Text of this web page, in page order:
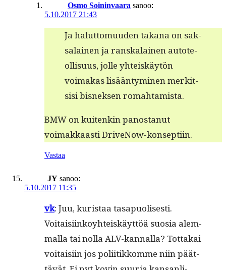
Osmo Soininvaara sanoo:
5.10.2017 21:43
Ja halut­to­muu­den takana on sak­
salainen ja ran­skalainen auto­te­
ol­lisu­us, jolle yhteiskäytön
voimakas lisään­tymi­nen merk­it­
sisi bis­nek­sen romahtamista.
BMW on kuitenkin panos­tanut
voimakkaasti DriveNow-konseptiin.
Vastaa
JY sanoo:
5.10.2017 11:35
vk: Juu, kuris­taa tas­a­puolis­es­ti.
Voitaisi­inkoy­hteiskäyt­töä suosia alem­
mal­la tai nol­la ALV-kan­nal­la? Tot­takai
voitaisi­in jos poli­itikkomme niin päät­